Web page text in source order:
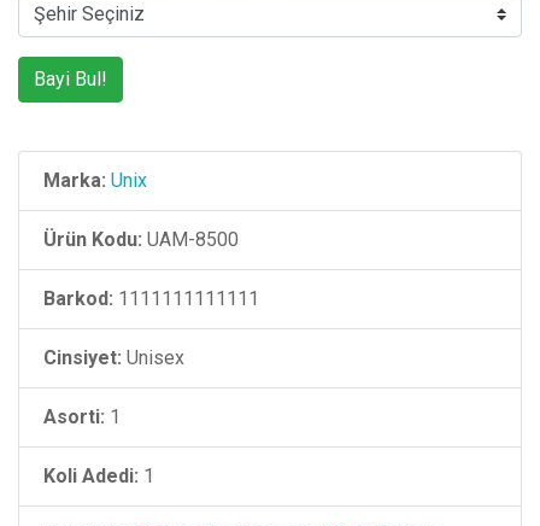
Bayi Bul!
Marka: Unix
Ürün Kodu: UAM-8500
Barkod: 1111111111111
Cinsiyet: Unisex
Asorti: 1
Koli Adedi: 1